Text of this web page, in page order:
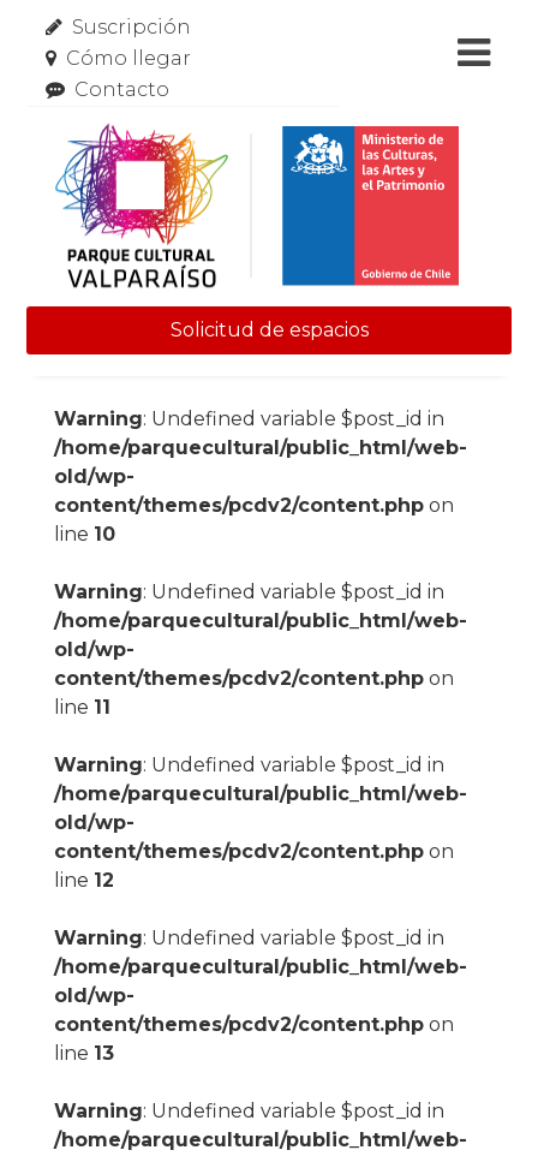
Suscripción
Cómo llegar
Contacto
Solicitud de espacios
Warning: Undefined variable $post_id in
/home/parquecultural/public_html/web-
old/wp-
content/themes/pcdv2/content.phpon
line 10
Warning: Undefined variable $post_id in
/home/parquecultural/public_html/web-
old/wp-
content/themes/pcdv2/content.phpon
line 11
Warning: Undefined variable $post_id in
/home/parquecultural/public_html/web-
old/wp-
content/themes/pcdv2/content.phpon
line 12
Warning: Undefined variable $post_id in
/home/parquecultural/public_html/web-
old/wp-
content/themes/pcdv2/content.phpon
line 13
Warning: Undefined variable $post_id in
/home/parquecultural/public_html/web-